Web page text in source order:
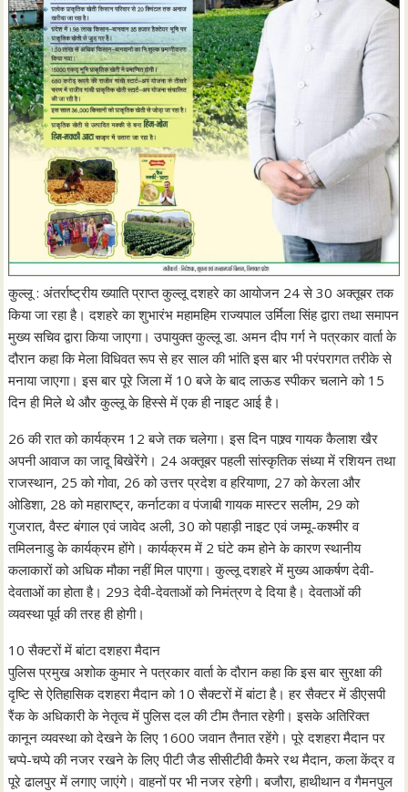
कुल्लू : अंतर्राष्ट्रीय ख्याति प्राप्त कुल्लू दशहरे का आयोजन 24 से 30 अक्तूबर तक
किया जा रहा है। दशहरे का शुभारंभ महामहिम राज्यपाल उर्मिला सिंह द्वारा तथा समापन
मुख्य सचिव द्वारा किया जाएगा। उपायुक्त कुल्लू डा. अमन दीप गर्ग ने पत्रकार वार्ता के
दौरान कहा कि मेला विधिवत रूप से हर साल की भांति इस बार भी परंपरागत तरीके से
मनाया जाएगा। इस बार पूरे जिला में 10 बजे के बाद लाऊड स्पीकर चलाने को 15
दिन ही मिले थे और कुल्लू के हिस्से में एक ही नाइट आई है।
26 की रात को कार्यक्रम 12 बजे तक चलेगा। इस दिन पाश्र्व गायक कैलाश खैर
अपनी आवाज का जादू बिखेरेंगे। 24 अक्तूबर पहली सांस्कृतिक संध्या में रशियन तथा
राजस्थान, 25 को गोवा, 26 को उत्तर प्रदेश व हरियाणा, 27 को केरला और
ओडिशा, 28 को महाराष्ट्र, कर्नाटका व पंजाबी गायक मास्टर सलीम, 29 को
गुजरात, वैस्ट बंगाल एवं जावेद अली, 30 को पहाड़ी नाइट एवं जम्मू-कश्मीर व
तमिलनाडु के कार्यक्रम होंगे। कार्यक्रम में 2 घंटे कम होने के कारण स्थानीय
कलाकारों को अधिक मौका नहीं मिल पाएगा। कुल्लू दशहरे में मुख्य आकर्षण देवी-
देवताओं का होता है। 293 देवी-देवताओं को निमंत्रण दे दिया है। देवताओं की
व्यवस्था पूर्व की तरह ही होगी।
10 सैक्टरों में बांटा दशहरा मैदान
पुलिस प्रमुख अशोक कुमार ने पत्रकार वार्ता के दौरान कहा कि इस बार सुरक्षा की
दृष्टि से ऐतिहासिक दशहरा मैदान को 10 सैक्टरों में बांटा है। हर सैक्टर में डीएसपी
रैंक के अधिकारी के नेतृत्व में पुलिस दल की टीम तैनात रहेगी। इसके अतिरिक्त
कानून व्यवस्था को देखने के लिए 1600 जवान तैनात रहेंगे। पूरे दशहरा मैदान पर
चप्पे-चप्पे की नजर रखने के लिए पीटी जैड सीसीटीवी कैमरे रथ मैदान, कला केंद्र व
पूरे ढालपुर में लगाए जाएंगे। वाहनों पर भी नजर रहेगी। बजौरा, हाथीथान व गैमनपुल